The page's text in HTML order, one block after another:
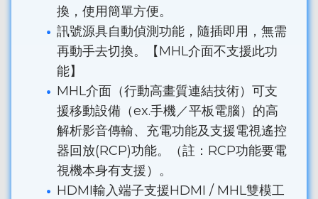
換，使用簡單方便。
訊號源具自動偵測功能，隨插即用，無需
再動手去切換。【MHL介面不支援此功
能】
MHL介面（行動高畫質連結技術）可支
援移動設備（ex.手機／平板電腦）的高
解析影音傳輸、充電功能及支援電視遙控
器回放(RCP)功能。（註：RCP功能要電
視機本身有支援）。
HDMI輸入端子支援HDMI / MHL雙模工